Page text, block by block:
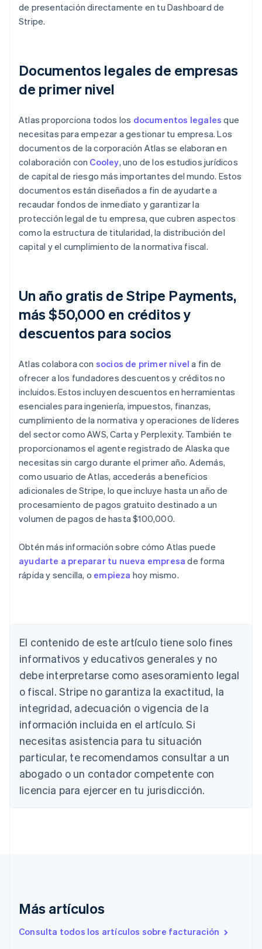
de presentación directamente en tu Dashboard de
Stripe.
Documentos legales de empresas
de primer nivel
Atlas proporciona todos los documentos legales que
necesitas para empezar a gestionar tu empresa. Los
documentos de la corporación Atlas se elaboran en
colaboración con Cooley, uno de los estudios jurídicos
de capital de riesgo más importantes del mundo. Estos
documentos están diseñados a fin de ayudarte a
recaudar fondos de inmediato y garantizar la
protección legal de tu empresa, que cubren aspectos
como la estructura de titularidad, la distribución del
capital y el cumplimiento de la normativa fiscal.
Un año gratis de Stripe Payments,
más $50,000 en créditos y
descuentos para socios
Atlas colabora con socios de primer nivel a fin de
ofrecer a los fundadores descuentos y créditos no
incluidos. Estos incluyen descuentos en herramientas
esenciales para ingeniería, impuestos, finanzas,
cumplimiento de la normativa y operaciones de líderes
del sector como AWS, Carta y Perplexity. También te
proporcionamos el agente registrado de Alaska que
necesitas sin cargo durante el primer año. Además,
como usuario de Atlas, accederás a beneficios
adicionales de Stripe, lo que incluye hasta un año de
procesamiento de pagos gratuito destinado a un
volumen de pagos de hasta $100,000.
Obtén más información sobre cómo Atlas puede
ayudarte a preparar tu nueva empresa de forma
rápida y sencilla, o empieza hoy mismo.
El contenido de este artículo tiene solo fines
informativos y educativos generales y no
debe interpretarse como asesoramiento legal
o fiscal. Stripe no garantiza la exactitud, la
integridad, adecuación o vigencia de la
información incluida en el artículo. Si
necesitas asistencia para tu situación
particular, te recomendamos consultar a un
abogado o un contador competente con
licencia para ejercer en tu jurisdicción.
Más artículos
Consulta todos los artículos sobre facturación
DeutschEnglish
English
Austria
DeutschEnglish
Bélgica
Nederlands FrançaisDeutschEnglish
Brasil
Bulgaria
English
Canadá
EnglishFrançais
China continental
Eslovaquia
Eslovenia